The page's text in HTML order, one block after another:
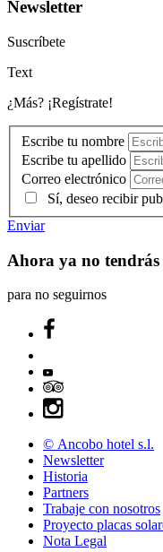
Newsletter
Suscríbete
Text
¿Más? ¡Regístrate!
Escribe tu nombre
Escribe tu apellido
Correo electrónico
Sí, deseo recibir
Enviar
Ahora ya no tendrás
para no seguirnos
© Ancobo hotel s.l.
Newsletter
Historia
Partners
Trabaje con nosotros
Proyecto placas
Nota Legal